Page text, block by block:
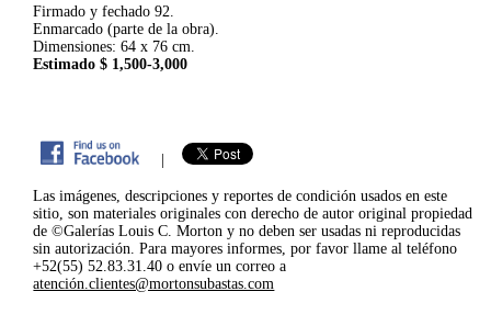
Firmado y fechado 92.
Enmarcado (parte de la obra).
Dimensiones: 64 x 76 cm.
Estimado $ 1,500-3,000
|
Las imágenes, descripciones y reportes de condición usados en este
sitio, son materiales originales con derecho de autor original propiedad
de ©Galerías Louis C. Morton y no deben ser usadas ni reproducidas
sin autorización. Para mayores informes, por favor llame al teléfono
+52(55) 52.83.31.40 o envíe un correo a
atención.clientes@mortonsubastas.com